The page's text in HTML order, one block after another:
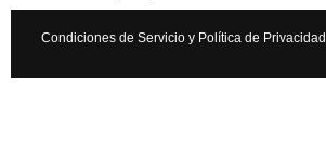
Condiciones de Servicio y Política de Privacidad